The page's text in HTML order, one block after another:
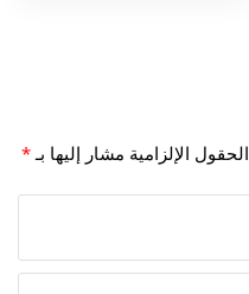
الحقول الإلزامية مشار إليها بـ *